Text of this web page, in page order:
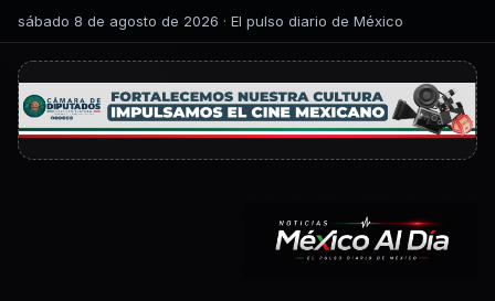
sábado 8 de agosto de 2026 · El pulso diario de México